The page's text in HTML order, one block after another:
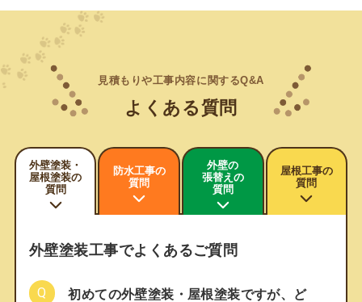
見積もりや工事内容に関するQ&A
よくある質問
外壁塗装・
屋根塗装の
質問
防水工事の
質問
外壁の
張替えの
質問
屋根工事の
質問
外壁塗装工事でよくあるご質問
初めての外壁塗装・屋根塗装ですが、ど